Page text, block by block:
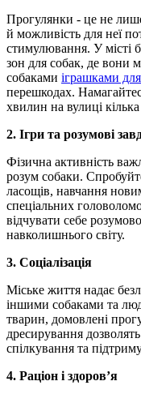
Прогулянки - це не
й можливість для неї
стимулювання. У місті
зон для собак, де вони
собаками іграшками
перешкодах.
хвилин на вулиці кілька
2. Ігри та розумові
Фізична активність
розум собаки.
ласощів, навчання
спеціальних
відчувати себе
навколишнього світу.
3. Соціалізація
Міське життя надає
іншими собаками та
тварин, домовлені
дресирування
спілкування та
4. Раціон і здоров’я